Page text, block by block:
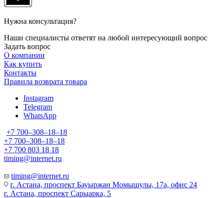
Нужна консультация?
Наши специалисты ответят на любой интересующий вопрос
Задать вопрос
О компании
Как купить
Контакты
Правила возврата товара
Instagram
Telegram
WhatsApp
+7 700‒308‒18‒18
+7 700‒308‒18‒18
+7 700 803 18 18
timing@internet.ru
timing@internet.ru
г. Астана, проспект Бауыржан Момышулы, 17а, офис 24
г. Астана, проспект Сарыарка, 5